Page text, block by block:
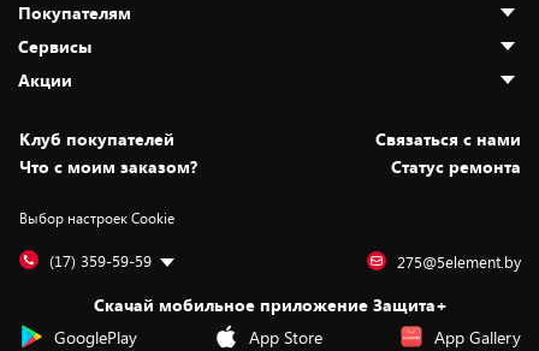
О нас
Адреса магазинов
Новости
Статьи и обзоры
Вакансии
Дай пять добру!
Покупателям
Как сделать заказ
Оплата и доставка
Безналичный расчёт
Обмен и возврат товара
Обработка персональных данных
Подарочные карты
Сервисы
Установка техники
Для игровых консолей
Для мобильных устройств
Для компьютеров
Сервисные центры
Акции
Скидки и промокоды
Белорусские товары
Бонусы
Оплата частями
Уценка
Клуб покупателей
Cвязаться с нами
Что с моим заказом?
Статус ремонта
Выбор настроек Cookie
(17) 359-59-59 275@5element.by
Скачай мобильное приложение Защита+
GooglePlay
App Store App Gallery